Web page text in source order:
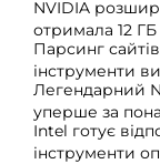
NVIDIA
отримала 12
Парсинг
інструменти
Легендарний
уперше за
Intel готує
інструменти